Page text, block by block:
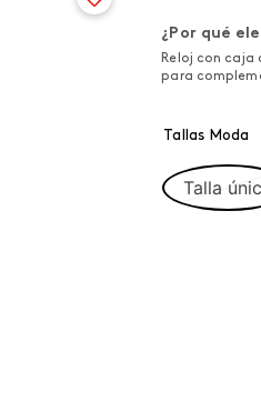
¿Por qué
Reloj con caja
para
Tallas Moda
Talla